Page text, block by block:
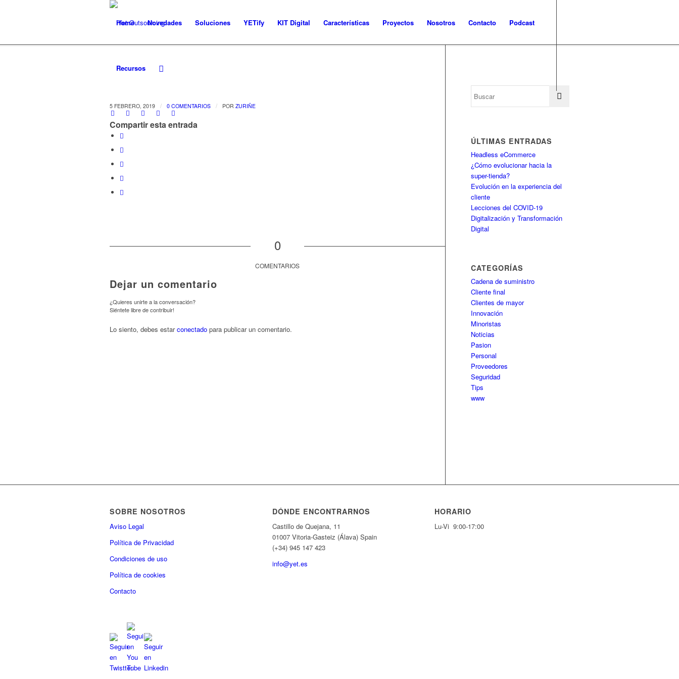
Home Novedades Soluciones YETify KIT Digital Características Proyectos Nosotros Contacto Podcast
Recursos
5 FEBRERO, 2019 / 0 COMENTARIOS / POR ZURIÑE
Compartir esta entrada
0
COMENTARIOS
Dejar un comentario
¿Quieres unirte a la conversación?
Siéntete libre de contribuir!
Lo siento, debes estarconectado para publicar un comentario.
ÚLTIMAS ENTRADAS
Headless eCommerce
¿Cómo evolucionar hacia la
super-tienda?
Evolución en la experiencia del
cliente
Lecciones del COVID-19
Digitalización y Transformación
Digital
CATEGORÍAS
Cadena de suministro
Cliente final
Clientes de mayor
Innovación
Minoristas
Noticias
Pasion
Personal
Proveedores
Seguridad
Tips
www
SOBRE NOSOTROS
Aviso Legal
Política de Privacidad
Condiciones de uso
Política de cookies
Contacto
DÓNDE ENCONTRARNOS
Castillo de Quejana, 11
01007 Vitoria-Gasteiz (Álava) Spain
(+34) 945 147 423
info@yet.es
HORARIO
Lu-Vi 9:00-17:00